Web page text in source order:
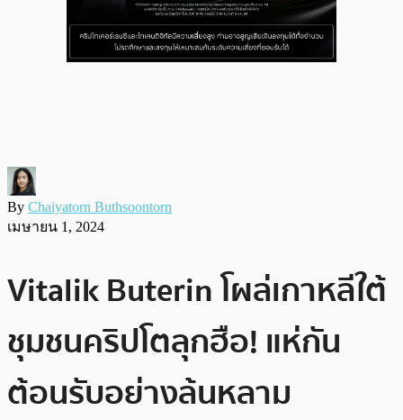
By Chaiyatorn Buthsoontorn
เมษายน 1, 2024
Vitalik Buterin โผล่เกาหลีใต้
ชุมชนคริปโตลุกฮือ! แห่กัน
ต้อนรับอย่างล้นหลาม